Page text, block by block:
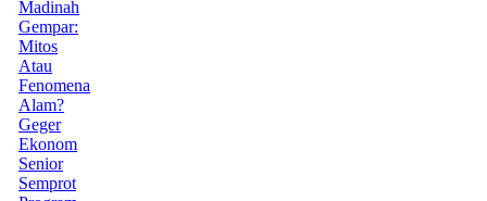
Madinah
Gempar:
Mitos
Atau
Fenomena
Alam?
Geger
Ekonom
Senior
Semprot